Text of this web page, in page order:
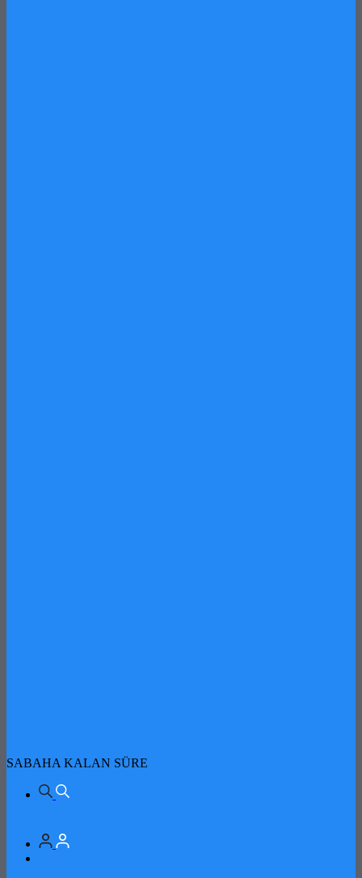
SABAHA KALAN SÜRE